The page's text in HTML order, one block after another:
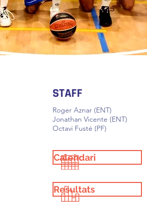
STAFF
Roger Aznar (ENT)
Jonathan Vicente (ENT)
Octavi Fusté (PF)
Calendari
Resultats